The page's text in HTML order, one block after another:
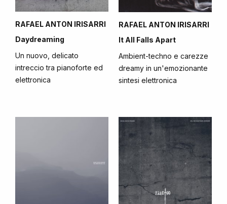
RAFAEL ANTON IRISARRI
Daydreaming
Un nuovo, delicato
intreccio tra pianoforte ed
elettronica
RAFAEL ANTON IRISARRI
It All Falls Apart
Ambient-techno e carezze
dreamy in un'emozionante
sintesi elettronica